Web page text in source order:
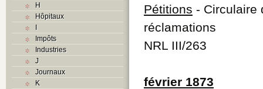
H
Hôpitaux
I
Impôts
Industries
J
Journaux
K
Pétitions - Circulaire
réclamations
NRL III/263
février 1873